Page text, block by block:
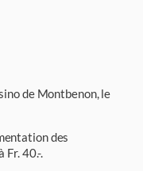
de Montbenon, le
des
Fr. 40.-.